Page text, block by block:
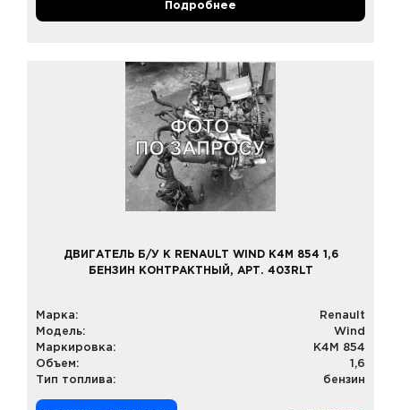
Подробнее
ДВИГАТЕЛЬ Б/У К RENAULT WIND K4M 854 1,6
БЕНЗИН КОНТРАКТНЫЙ, АРТ. 403RLT
Марка:
Renault
Модель:
Wind
Маркировка:
K4M 854
Объем:
1,6
Тип топлива:
бензин